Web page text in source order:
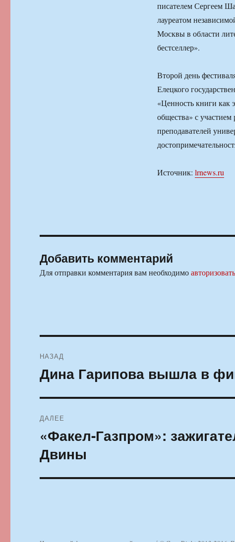
писателем Сергеем
лауреатом
Москвы в области
бестселлер».
Второй день
Елецкого
«Ценность книги как
общества» с
преподавателей
Источник: lrnews.ru
Добавить комментарий
Для отправки комментария вам необходимо
по
НАЗАД
Предыдущая
запись:
Дина Гарипова вышла в
ДАЛЕЕ
Следующая
«Факел-Газпром»:
Двины